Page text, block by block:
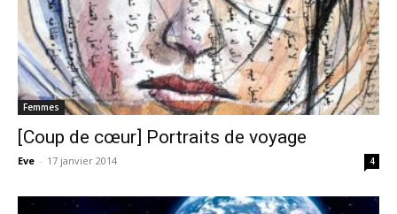
Femmes
[Coup de cœur] Portraits de voyage
Eve - 17 janvier 2014 4